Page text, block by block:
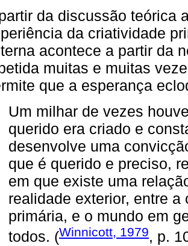
da discussão teórica
da criatividade
acontece a partir da
muitas e muitas
que a esperança
Um milhar de vezes
querido era criado e
desenvolve uma
que é querido e preciso,
em que existe uma
realidade exterior, entre
primária, e o mundo em
todos. (Winnicott, 1979, p.